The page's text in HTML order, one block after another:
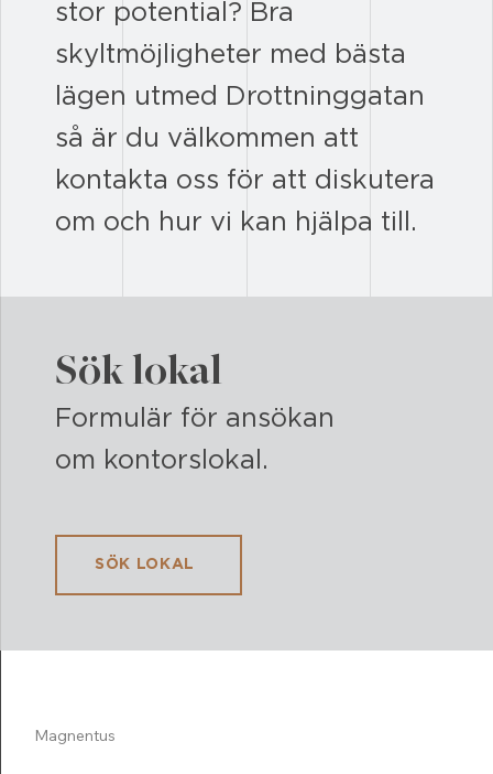
stor potential? Bra
skyltmöjligheter med bästa
lägen utmed Drottninggatan
så är du välkommen att
kontakta oss för att diskutera
om och hur vi kan hjälpa till.
Sök lokal
Formulär för ansökan
om kontorslokal.
SÖK LOKAL
Magnentus